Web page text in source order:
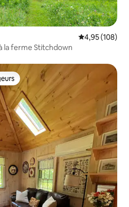
Évaluation
4,95 (108)
la ferme Stitchdown
les plus appréciés